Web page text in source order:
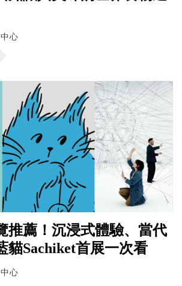
心
推薦！沉浸式體驗、當代
貓Sachiket首展一次看
心